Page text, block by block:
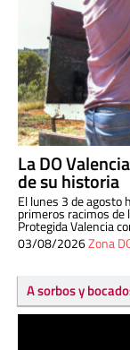
La DO
de su historia
El lunes 3 de agosto
primeros racimos de
Protegida Valencia
03/08/2026Zona
A sorbos y